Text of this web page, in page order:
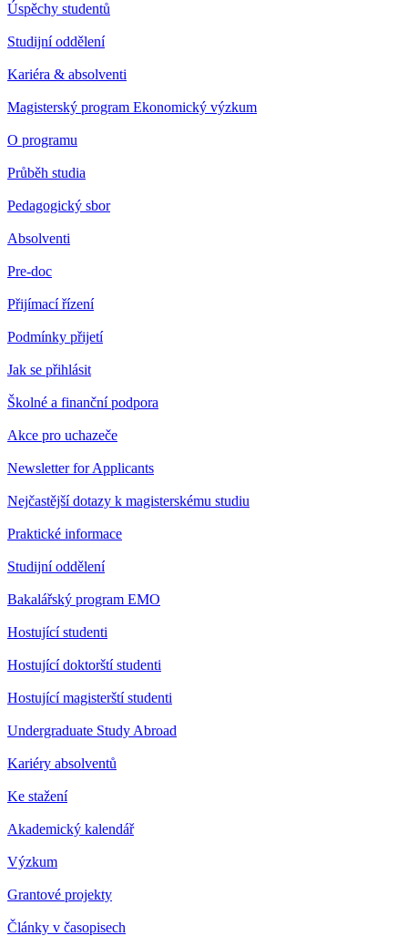
Úspěchy studentů
Studijní oddělení
Kariéra & absolventi
Magisterský program Ekonomický výzkum
O programu
Průběh studia
Pedagogický sbor
Absolventi
Pre-doc
Přijímací řízení
Podmínky přijetí
Jak se přihlásit
Školné a finanční podpora
Akce pro uchazeče
Newsletter for Applicants
Nejčastější dotazy k magisterskému studiu
Praktické informace
Studijní oddělení
Bakalářský program EMO
Hostující studenti
Hostující doktorští studenti
Hostující magisterští studenti
Undergraduate Study Abroad
Kariéry absolventů
Ke stažení
Akademický kalendář
Výzkum
Grantové projekty
Články v časopisech